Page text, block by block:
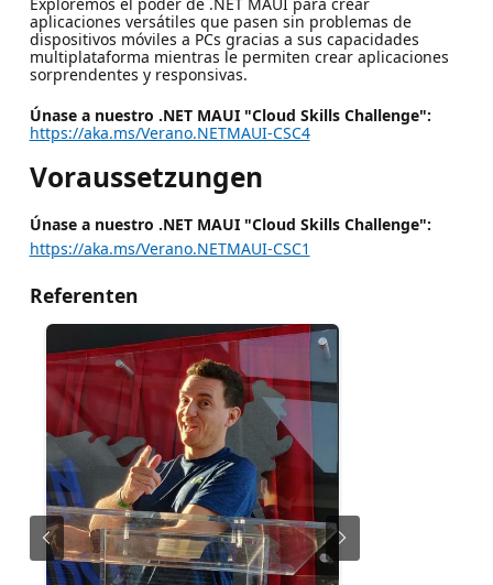
aplicaciones versátiles que pasen sin problemas de
dispositivos móviles a PCs gracias a sus capacidades
multiplataforma mientras le permiten crear aplicaciones
sorprendentes y responsivas.
Únase a nuestro .NET MAUI "Cloud Skills Challenge":
https://aka.ms/Verano.NETMAUI-CSC4
Voraussetzungen
Únase a nuestro .NET MAUI "Cloud Skills Challenge":
https://aka.ms/Verano.NETMAUI-CSC1
Referenten